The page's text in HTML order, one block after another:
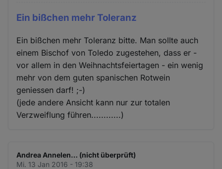
Ein bißchen mehr Toleranz
Ein bißchen mehr Toleranz bitte. Man sollte auch
einem Bischof von Toledo zugestehen, dass er -
vor allem in den Weihnachtsfeiertagen - ein wenig
mehr von dem guten spanischen Rotwein
geniessen darf! ;-)
(jede andere Ansicht kann nur zur totalen
Verzweiflung führen............)
Andrea Annelen… (nicht überprüft)
Mi. 13 Jan 2016 - 19:38